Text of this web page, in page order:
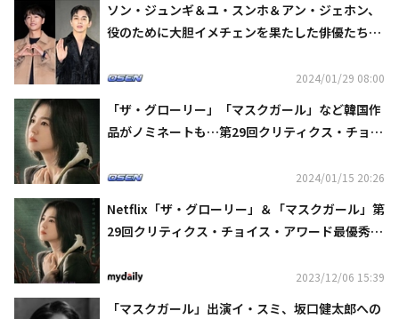
ソン・ジュンギ＆ユ・スンホ＆アン・ジェホン、
役のために大胆イメチェンを果たした俳優たちに
2024/01/29 08:00
「ザ・グローリー」「マスクガール」など韓国作
品がノミネートも…第29回クリティクス・チョイ
2024/01/15 20:26
Netflix「ザ・グローリー」＆「マスクガール」第
29回クリティクス・チョイス・アワード最優秀外
2023/12/06 15:39
「マスクガール」出演イ・スミ、坂口健太郎への